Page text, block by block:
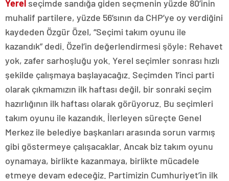
Yerel seçimde sandığa giden seçmenin yüzde 80’inin
muhalif partilere, yüzde 56’sının da CHP’ye oy verdiğini
kaydeden Özgür Özel, “Seçimi takım oyunu ile
kazandık” dedi. Özel’in değerlendirmesi şöyle: Rehavet
yok, zafer sarhoşluğu yok. Yerel seçimler sonrası hızlı
şekilde çalışmaya başlayacağız. Seçimden 1’inci parti
olarak çıkmamızın ilk haftası değil, bir sonraki seçim
hazırlığının ilk haftası olarak görüyoruz. Bu seçimleri
takım oyunu ile kazandık. İlerleyen süreçte Genel
Merkez ile belediye başkanları arasında sorun varmış
gibi göstermeye çalışacaklar. Ancak biz takım oyunu
oynamaya, birlikte kazanmaya, birlikte mücadele
etmeye devam edeceğiz. Partimizin Cumhuriyet’in ilk